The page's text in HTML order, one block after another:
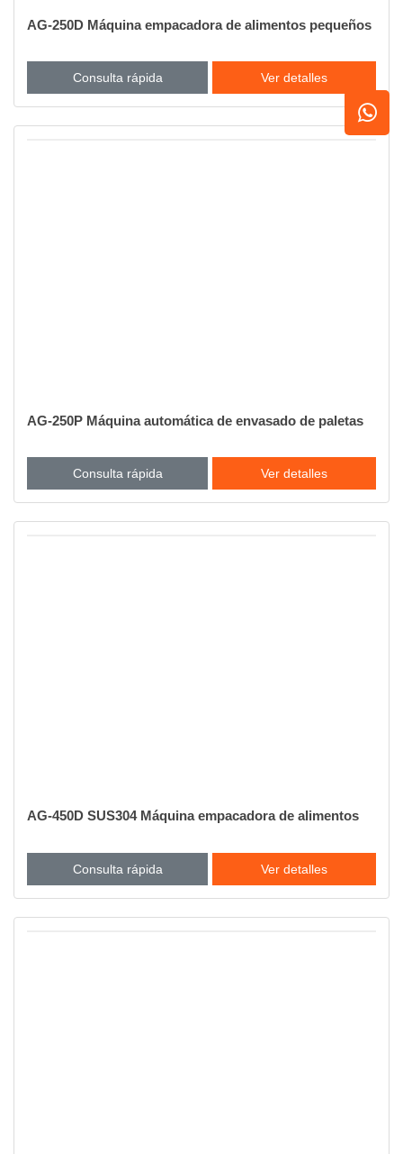
AG-250D Máquina empacadora de alimentos pequeños
Consulta rápida Ver detalles
AG-250P Máquina automática de envasado de paletas
Consulta rápida Ver detalles
AG-450D SUS304 Máquina empacadora de alimentos
Consulta rápida Ver detalles